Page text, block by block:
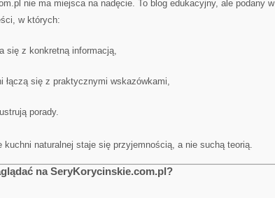
nie ma miejsca na nadęcie. To blog edukacyjny, ale podany w
w których:
się z konkretną informacją,
łączą się z praktycznymi wskazówkami,
porady.
kuchni naturalnej staje się przyjemnością, a nie suchą teorią.
na SeryKorycinskie.com.pl?